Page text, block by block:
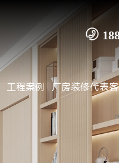
装修公司 办公室装修

138-
工程案例 厂房装修代表